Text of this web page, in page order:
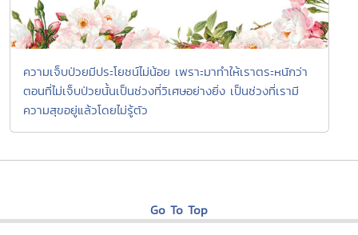
ความเจ็บป่วยมีประโยชน์ไม่น้อย เพราะมาทำให้เราตระหนักว่า
ตอนที่ไม่เจ็บป่วยนั้นเป็นช่วงที่วิเศษอย่างยิ่ง เป็นช่วงที่เรามี
ความสุขอยู่แล้วโดยไม่รู้ตัว
Go To Top